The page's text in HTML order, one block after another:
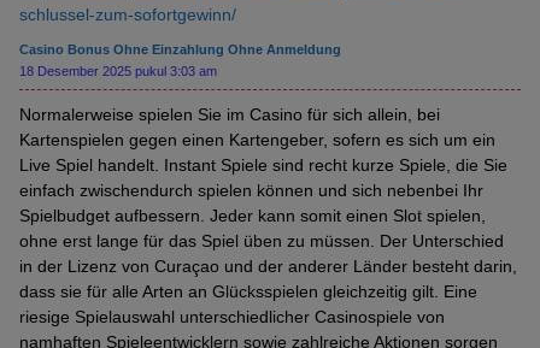
schlussel-zum-sofortgewinn/
Casino Bonus Ohne Einzahlung Ohne Anmeldung
18 Desember 2025 pukul 3:03 am
Normalerweise spielen Sie im Casino für sich allein, bei
Kartenspielen gegen einen Kartengeber, sofern es sich um ein
Live Spiel handelt. Instant Spiele sind recht kurze Spiele, die Sie
einfach zwischendurch spielen können und sich nebenbei Ihr
Spielbudget aufbessern. Jeder kann somit einen Slot spielen,
ohne erst lange für das Spiel üben zu müssen. Der Unterschied
in der Lizenz von Curaçao und der anderer Länder besteht darin,
dass sie für alle Arten an Glücksspielen gleichzeitig gilt. Eine
riesige Spielauswahl unterschiedlicher Casinospiele von
namhaften Spieleentwicklern sowie zahlreiche Aktionen sorgen